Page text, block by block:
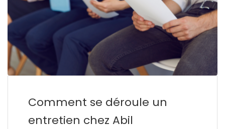
Comment se déroule un
entretien chez Abil